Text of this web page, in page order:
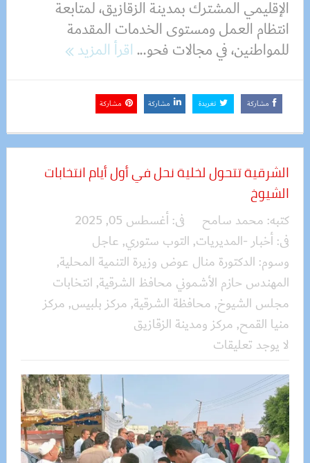
الإقليمي المشترك بمدينة الزقازيق، لمتابعة
انتظام العمل ومستوى الخدمات المقدمة
للمواطنين، في مجالات فحو...اقرأ المزيد
مشاركة تغريدة مشاركة مشاركة
الشرقية تتحول لخلية نحل في أول أيام انتخابات
الشيوخ
كتبه: محمد سامح فى:أغسطس 05, 2025
فى:أخبار -المديريات, التوب ستوري, عاجل
وسوم: الدكتورة منال عوض وزيرة التنمية المحلية,
المهندس حازم الأشموني محافظ الشرقية, انتخابات
مجلس الشيوخ, محافظة الشرقية, مركز بلبيس, مركز
منيا القمح, مركز ومدينة الزقازيق
لا يوجد تعليقات